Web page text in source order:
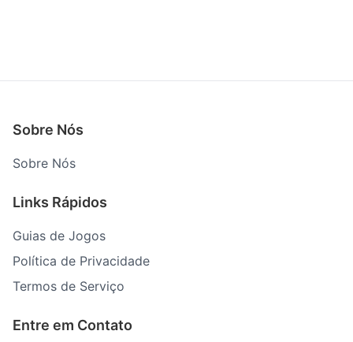
Sobre Nós
Sobre Nós
Links Rápidos
Guias de Jogos
Política de Privacidade
Termos de Serviço
Entre em Contato